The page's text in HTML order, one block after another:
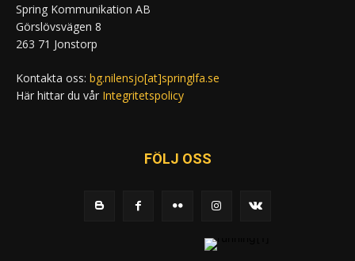
Spring Kommunikation AB
Görslövsvägen 8
263 71 Jonstorp
Kontakta oss: bg.nilensjo[at]springlfa.se
Här hittar du vår Integritetspolicy
FÖLJ OSS